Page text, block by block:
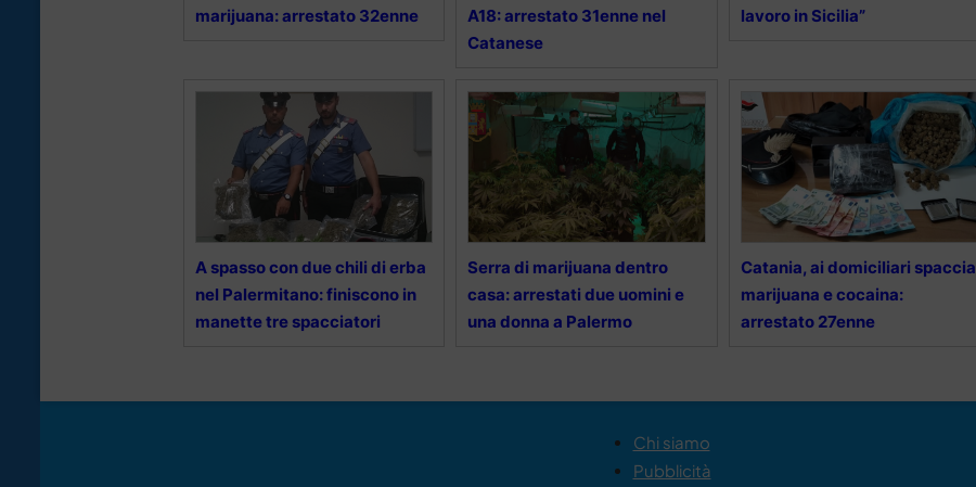
marijuana: arrestato 32enne
A18: arrestato 31enne nel
Catanese
lavoro in Sicilia”
A spasso con due chili di erba
nel Palermitano: finiscono in
manette tre spacciatori
Serra di marijuana dentro
casa: arrestati due uomini e
una donna a Palermo
Catania, ai domiciliari spaccia
marijuana e cocaina:
arrestato 27enne
Chi siamo
Pubblicità